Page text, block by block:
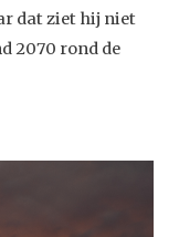
dat ziet hij niet
2070 rond de